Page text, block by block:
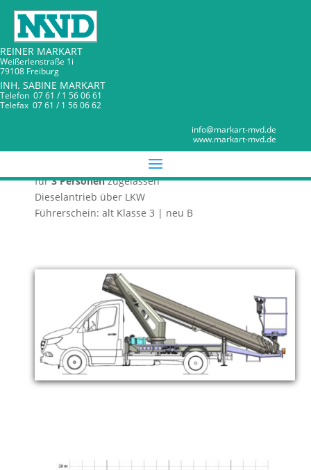
REINER MARKART
Weißerlenstraße 1i
79108 Freiburg
INH. SABINE MARKART
Telefon 07 61 / 1 56 06 61
Telefax 07 61 / 1 56 06 62
info@markart-mvd.de
www.markart-mvd.de
Hubarbeitsbühne TB 270
LKW – Bühne für Selbstfahrer
3,5 t zulässiges Gesamtgewicht Korblast 295 kg
für3 Personenzugelassen
Dieselantrieb über LKW
Führerschein: alt Klasse 3 | neu B